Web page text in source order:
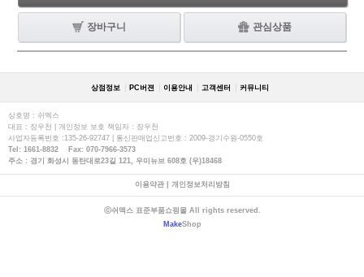
장바구니 관심상품
상점정보 PC버젼 이용안내 고객센터 커뮤니티
상호명 : 쉬멕스
대표 : 장우천 | 개인정보 보호 책임자 : 장우천
사업자등록번호 :135-26-92747 | 통신판매업신고번호 : 2009-경기수원-0550호
Tel: 1661-8832 Fax: 070-7966-3573
주소 : 경기 화성시 동탄대로23길 121, 우미뉴브 608호 (우)18468
이용약관| 개인정보처리방침
ⓒ쉬멕스 표준부품쇼핑몰 All rights reserved.
MakeShop